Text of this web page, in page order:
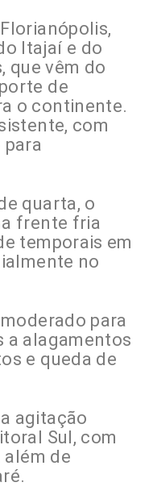
Itajaí e do
que vêm do
de
o continente.
com
quarta, o
frente fria
temporais em
no
para
a alagamentos
e queda de
agitação
Sul, com
além de